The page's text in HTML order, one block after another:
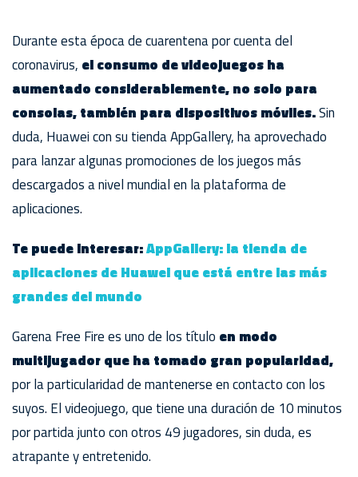
Durante esta época de cuarentena por cuenta del
coronavirus, el consumo de videojuegos ha
aumentado considerablemente, no solo para
consolas, también para dispositivos móviles.Sin
duda, Huawei con su tienda AppGallery, ha aprovechado
para lanzar algunas promociones de los juegos más
descargados a nivel mundial en la plataforma de
aplicaciones.
Te puede interesar:AppGallery: la tienda de
aplicaciones de Huawei que está entre lasmás
grandes del mundo
Garena Free Fire es uno de los título en modo
multijugador que ha tomado gran popularidad,
por la particularidad de mantenerse en contacto con los
suyos. El videojuego, que tiene una duración de 10 minutos
por partida junto con otros 49 jugadores, sin duda, es
atrapante y entretenido.